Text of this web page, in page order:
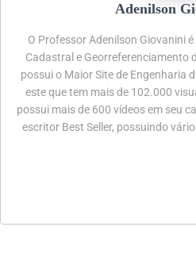
Adenilson
O Professor Adenilson Giovanini
Cadastral e Georreferenciamento
possui o Maior Site de Engenharia
este que tem mais de 102.000
possui mais de 600 vídeos em seu
escritor Best Seller, possuindo